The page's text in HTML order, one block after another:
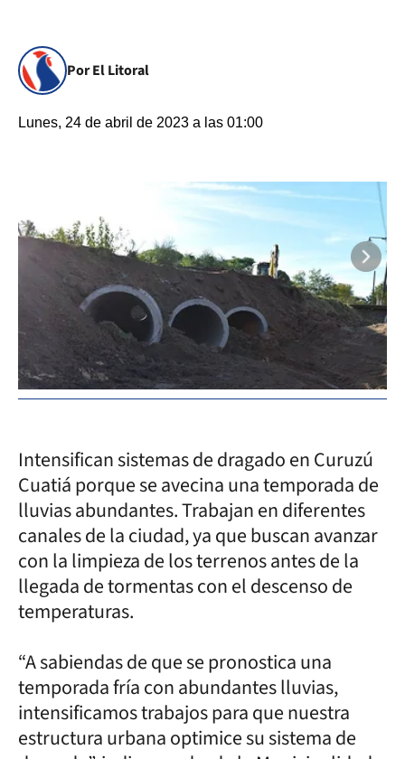
Por El Litoral
Lunes, 24 de abril de 2023 a las 01:00
Intensifican sistemas de dragado en Curuzú
Cuatiá porque se avecina una temporada de
lluvias abundantes. Trabajan en diferentes
canales de la ciudad, ya que buscan avanzar
con la limpieza de los terrenos antes de la
llegada de tormentas con el descenso de
temperaturas.
“A sabiendas de que se pronostica una
temporada fría con abundantes lluvias,
intensificamos trabajos para que nuestra
estructura urbana optimice su sistema de